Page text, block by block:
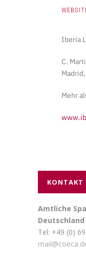
Iberia
C.
Mehr
KONTAKT
Amtliche
Deutschland
Tel: +49 (0)